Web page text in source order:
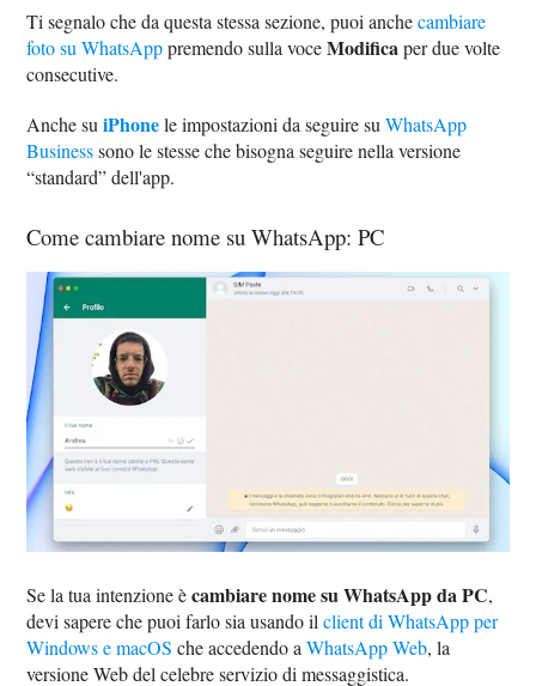
Ti segnalo che da questa stessa sezione, puoi anchecambiare
foto su WhatsApppremendo sulla voceModificaper due volte
consecutive.
Anche suiPhonele impostazioni da seguire suWhatsApp
Businesssono le stesse che bisogna seguire nella versione
“standard” dell'app.
Come cambiare nome su WhatsApp: PC
Se la tua intenzione ècambiare nome su WhatsApp da PC,
devi sapere che puoi farlo sia usando ilclient di WhatsApp per
Windows e macOS che accedendo aWhatsApp Web, la
versione Web del celebre servizio di messaggistica.